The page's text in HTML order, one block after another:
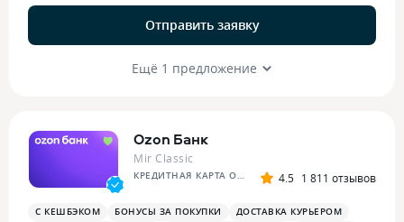
Отправить заявку
Ещё 1 предложение
Ozon Банк
Mir Classic
КРЕДИТНАЯ КАРТА OZON 4.5 1 811 отзывов
С КЕШБЭКОМ БОНУСЫ ЗА ПОКУПКИ
ДОСТАВКА КУРЬЕРОМ